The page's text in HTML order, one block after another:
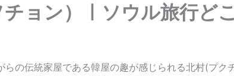
ョン）ㅣソウル旅行ど
の伝統家屋である韓屋の趣が感じられる北村(プ